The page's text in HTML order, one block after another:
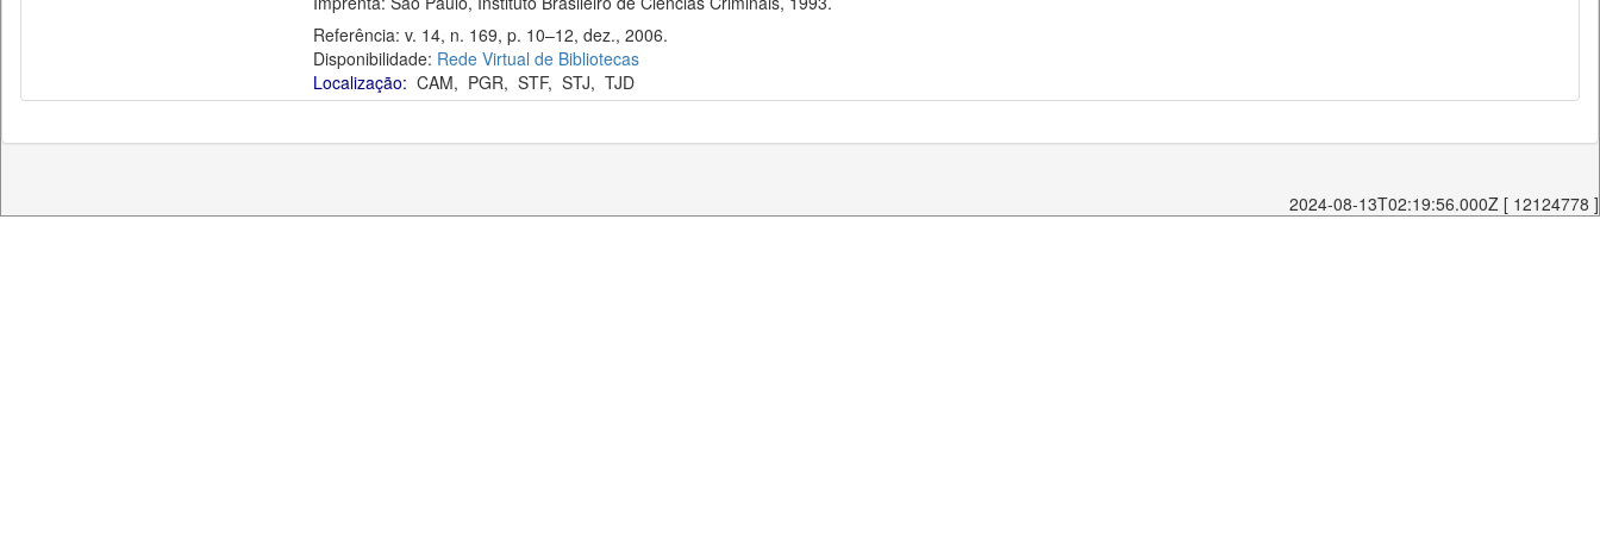
Referência: v. 14, n. 169, p. 10–12, dez., 2006.
Disponibilidade: Rede Virtual de Bibliotecas
Localização: CAM, PGR, STF, STJ, TJD
2024-08-13T02:19:56.000Z [ 12124778 ]